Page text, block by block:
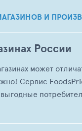
И
России
может
Сервис